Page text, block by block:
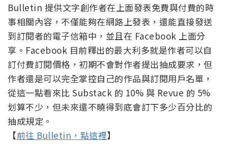
Bulletin 提供文字創作者在上面發表免費與付費的時
事相關內容，不僅能夠在網路上發表，還能直接發送
到訂閱者的電子信箱中，並且在 Facebook 上面分
享。Facebook 目前釋出的最大利多就是作者可以自
訂付費訂閱價格，初期不會對作者提出抽成要求，但
作者還是可以完全掌控自己的作品與訂閱用戶名單，
從這一點看來比 Substack 的 10% 與 Revue 的 5%
划算不少，但未來還不曉得到底會訂下多少百分比的
抽成規定。
【前往 Bulletin，點這裡】